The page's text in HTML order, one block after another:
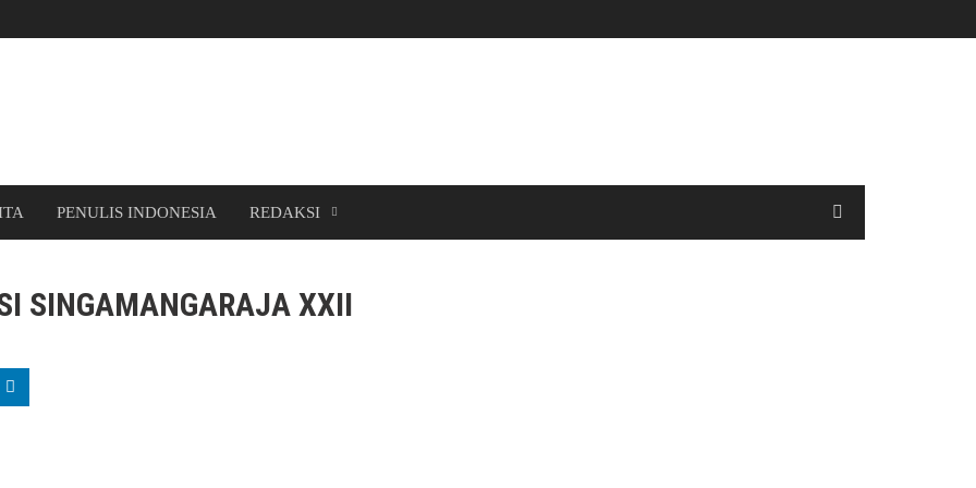
PENULIS INDONESIA REDAKSI
SINGAMANGARAJA XXII